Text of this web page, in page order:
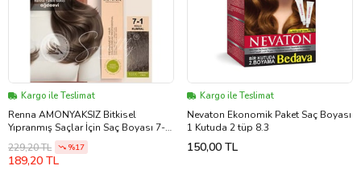
Kargo ile Teslimat
Renna AMONYAKSIZ Bitkisel
Yıpranmış Saçlar İçin Saç Boyası 7-1
KÜLLÜ KUMRAL 60ml
229,20 TL %17
189,20 TL
Kargo ile Teslimat
Nevaton Ekonomik Paket Saç Boyası
1 Kutuda 2 tüp 8.3
150,00 TL